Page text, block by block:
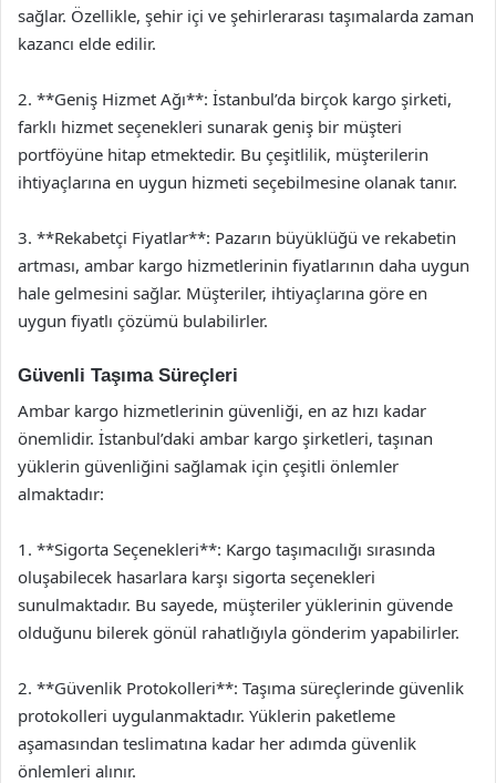
sağlar. Özellikle, şehir içi ve şehirlerarası taşımalarda zaman
kazancı elde edilir.
2. **Geniş Hizmet Ağı**: İstanbul’da birçok kargo şirketi,
farklı hizmet seçenekleri sunarak geniş bir müşteri
portföyüne hitap etmektedir. Bu çeşitlilik, müşterilerin
ihtiyaçlarına en uygun hizmeti seçebilmesine olanak tanır.
3. **Rekabetçi Fiyatlar**: Pazarın büyüklüğü ve rekabetin
artması, ambar kargo hizmetlerinin fiyatlarının daha uygun
hale gelmesini sağlar. Müşteriler, ihtiyaçlarına göre en
uygun fiyatlı çözümü bulabilirler.
Güvenli Taşıma Süreçleri
Ambar kargo hizmetlerinin güvenliği, en az hızı kadar
önemlidir. İstanbul’daki ambar kargo şirketleri, taşınan
yüklerin güvenliğini sağlamak için çeşitli önlemler
almaktadır:
1. **Sigorta Seçenekleri**: Kargo taşımacılığı sırasında
oluşabilecek hasarlara karşı sigorta seçenekleri
sunulmaktadır. Bu sayede, müşteriler yüklerinin güvende
olduğunu bilerek gönül rahatlığıyla gönderim yapabilirler.
2. **Güvenlik Protokolleri**: Taşıma süreçlerinde güvenlik
protokolleri uygulanmaktadır. Yüklerin paketleme
aşamasından teslimatına kadar her adımda güvenlik
önlemleri alınır.